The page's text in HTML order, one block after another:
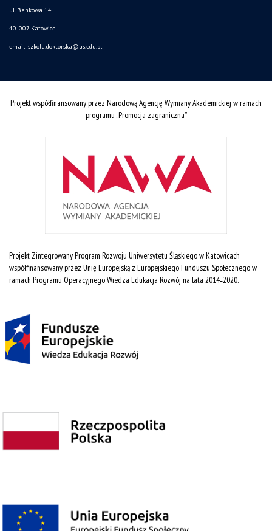
ul. Bankowa 14
40-007 Katowice
email: szkola.doktorska@us.edu.pl
Projekt współfinansowany przez Narodową Agencję Wymiany Akademickiej w ramach
programu „Promocja zagraniczna”
Projekt Zintegrowany Program Rozwoju Uniwersytetu Śląskiego w Katowicach
współfinansowany przez Unię Europejską z Europejskiego Funduszu Społecznego w
ramach Programu Operacyjnego Wiedza Edukacja Rozwój na lata 2014˗2020.